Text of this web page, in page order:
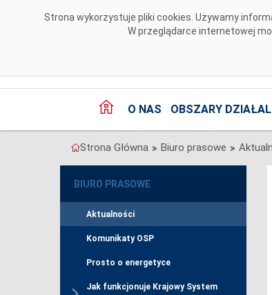
Strona wykorzystuje pliki cookies. Używamy
W przeglądarce internetowej
O NAS OBSZARY
Strona Główna > Biuro prasowe >
BIURO PRASOWE
Aktualności
Komunikaty OSP
Prosto o energetyce
Jak funkcjonuje Krajowy System